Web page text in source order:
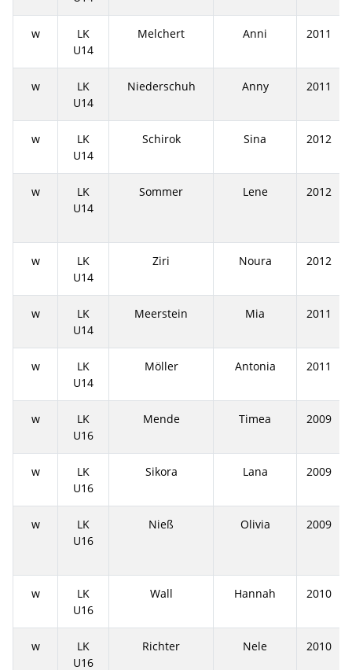
w
LK
U14
Melchert Anni 2011
w
LK
U14
Niederschuh Anny 2011
w
LK
U14
Schirok Sina 2012
w
LK
U14
Sommer Lene 2012
w
LK
U14
Ziri Noura 2012
w
LK
U14
Meerstein Mia 2011
w
LK
U14
Möller Antonia 2011
w
LK
U16
Mende Timea 2009
w
LK
U16
Sikora Lana 2009
w
LK
U16
Nieß Olivia 2009
w
LK
U16
Wall Hannah 2010
w
LK
U16
Richter Nele 2010